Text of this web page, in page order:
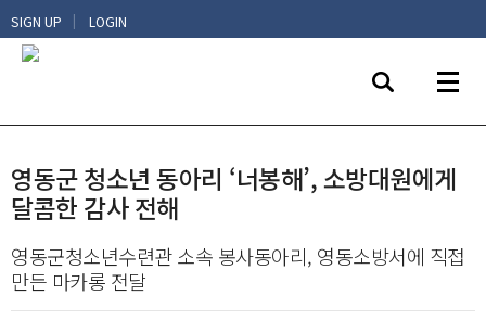
SIGN UP | LOGIN
영동군 청소년 동아리 ‘너봉해’, 소방대원에게
달콤한 감사 전해
영동군청소년수련관 소속 봉사동아리, 영동소방서에 직접
만든 마카롱 전달